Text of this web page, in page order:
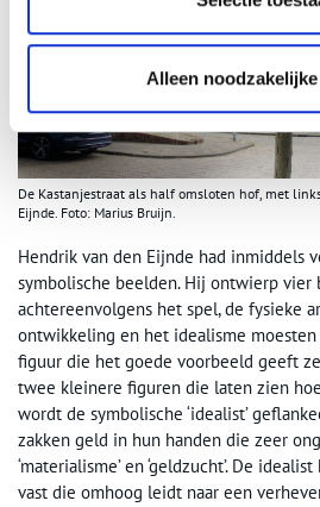
Alleen
De Kastanjestraat als half omsloten hof, met
Eijnde. Foto: Marius Bruijn.
Hendrik van den Eijnde had inmiddels
symbolische beelden. Hij ontwierp
achtereenvolgens het spel, de fysieke
ontwikkeling en het idealisme
figuur die het goede voorbeeld geeft
twee kleinere figuren die laten zien
wordt de symbolische ‘idealist’
zakken geld in hun handen die zeer
‘materialisme’ en ‘geldzucht’. De
vast die omhoog leidt naar een